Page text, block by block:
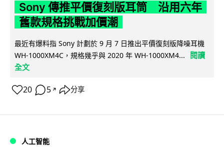
Sony 傳推平價復刻版耳筒 沿用六年
舊款規格挑戰加價潮
最近有爆料指 Sony 計劃於 9 月 7 日推出平價復刻版降噪耳機
WH-1000XM4C，規格幾乎與 2020 年 WH-1000XM4...
閱讀
全文
20 5 ↗ 分享
人工智能